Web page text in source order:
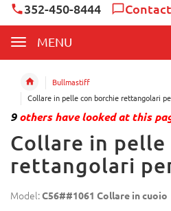
352-450-8444
MENU
Bullmastiff
Collare in pelle con borchie rettangolari
9others have looked at this
Collare in pelle
rettangolari
Model:C56##1061 Collare in cuoio